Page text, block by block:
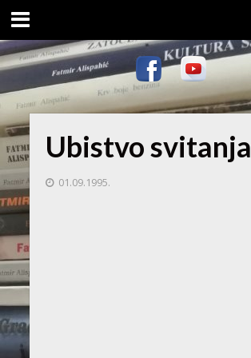
Ubistvo svitanja
01.09.1995.